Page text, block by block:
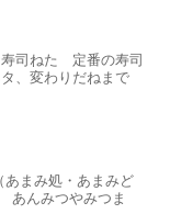
司ねた 定番の寿司
、変わりだねまで
まみ処・あまみど
あんみつやみつま